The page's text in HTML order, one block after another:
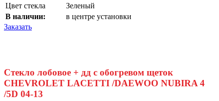
Цвет стекла
Зеленый
В наличии:
в центре установки
Заказать
Стекло лобовое + дд с обогревом щеток
CHEVROLET LACETTI /DAEWOO NUBIRA 4
/5D 04-13